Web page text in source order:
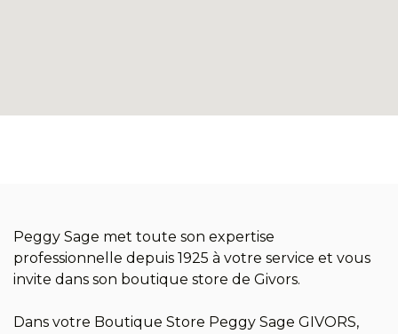
Peggy Sage met toute son expertise
professionnelle depuis 1925 à votre service et vous
invite dans son boutique store de Givors.
Dans votre Boutique Store Peggy Sage GIVORS,